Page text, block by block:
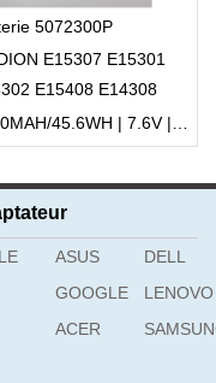
5072300P
E15307 E15301
E15408 E14308
6000MAH/45.6WH | 7.6V | Li-ion ...
ASUS
DELL
GOOGLE
LENOVO
ACER